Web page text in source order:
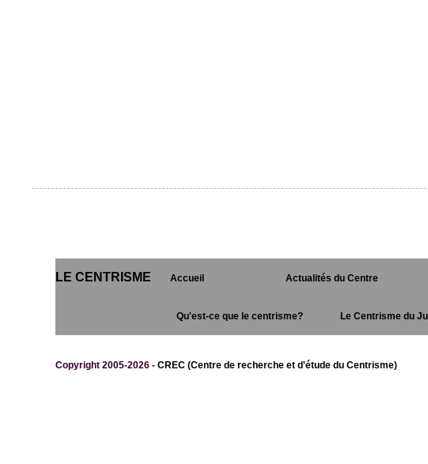
LE CENTRISME Accueil Actualités du Centre
Qu'est-ce que le centrisme? Le Centrisme du
Copyright 2005-2026 - CREC (Centre de recherche et d'étude du Centrisme)